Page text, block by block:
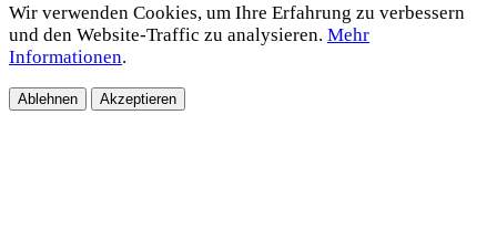
Wir verwenden Cookies, um Ihre Erfahrung zu verbessern
und den Website-Traffic zu analysieren. Mehr
Informationen.
Ablehnen Akzeptieren